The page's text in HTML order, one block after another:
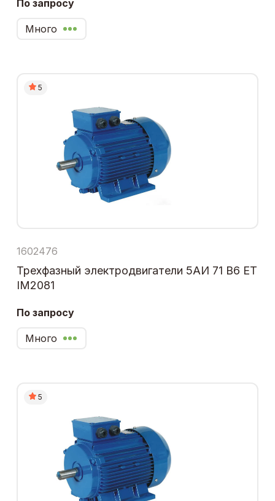
По запросу
Много
5
1602476
Трехфазный электродвигатели 5АИ 71 В6 ЕТ
IM2081
По запросу
Много
5